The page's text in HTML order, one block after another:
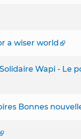
a wiser world
Wapi - Le
Bonnes